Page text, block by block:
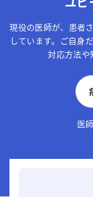
ユビ
現役の医師が、患者
しています。ご自身
対応方法や
医